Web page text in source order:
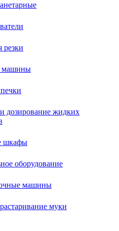
машины
дозирование жидких
шкафы
оборудование
машины
муки